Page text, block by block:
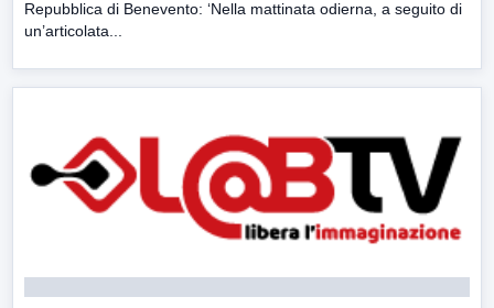
Repubblica di Benevento: ‘Nella mattinata odierna, a seguito di
un’articolata...